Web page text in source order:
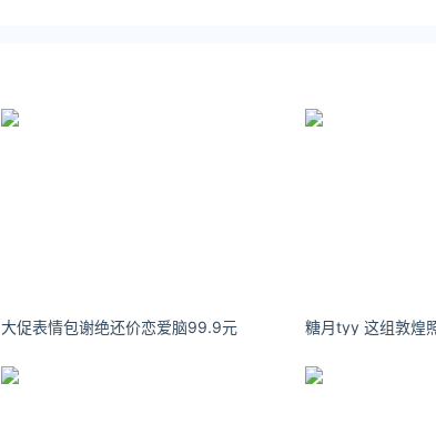
大促表情包谢绝还价恋爱脑99.9元